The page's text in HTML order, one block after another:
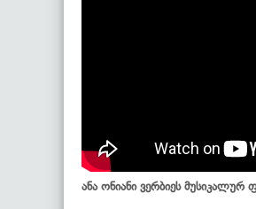
ანა ონიანი ვერბიეს მუსიკალურ